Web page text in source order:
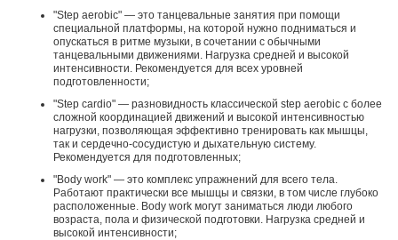
"Step aerobic" — это танцевальные занятия при помощи
специальной платформы, на которой нужно подниматься и
опускаться в ритме музыки, в сочетании с обычными
танцевальными движениями. Нагрузка средней и высокой
интенсивности. Рекомендуется для всех уровней
подготовленности;
"Step cardio" — разновидность классической step aerobic с более
сложной координацией движений и высокой интенсивностью
нагрузки, позволяющая эффективно тренировать как мышцы,
так и сердечно-сосудистую и дыхательную систему.
Рекомендуется для подготовленных;
"Body work" — это комплекс упражнений для всего тела.
Работают практически все мышцы и связки, в том числе глубоко
расположенные. Body work могут заниматься люди любого
возраста, пола и физической подготовки. Нагрузка средней и
высокой интенсивности;